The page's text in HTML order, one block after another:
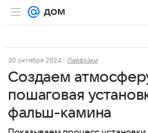
30 октября 2024 Лайфхаки
Создаем
пошаговая
фальш-камина